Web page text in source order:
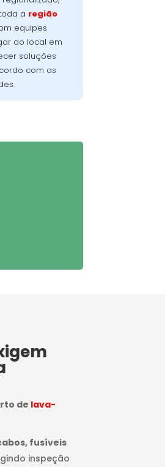
a região
equipes
ao local em
soluções
com as
o problema
minimizando a
da sua rotina.
e resultados
contato à
de lava-
fusíveis
inspeção